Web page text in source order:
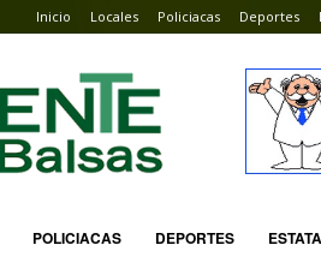
Inicio Locales Policiacas Deportes
POLICIACAS DEPORTES